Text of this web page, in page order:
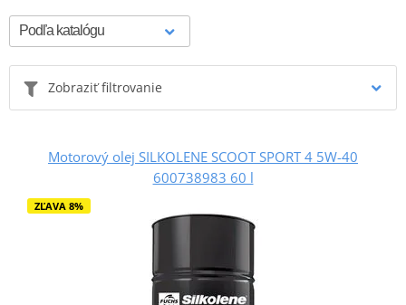
Zobraziť filtrovanie
Motorový olej SILKOLENE SCOOT SPORT 4 5W-40
600738983 60 l
ZĽAVA 8%